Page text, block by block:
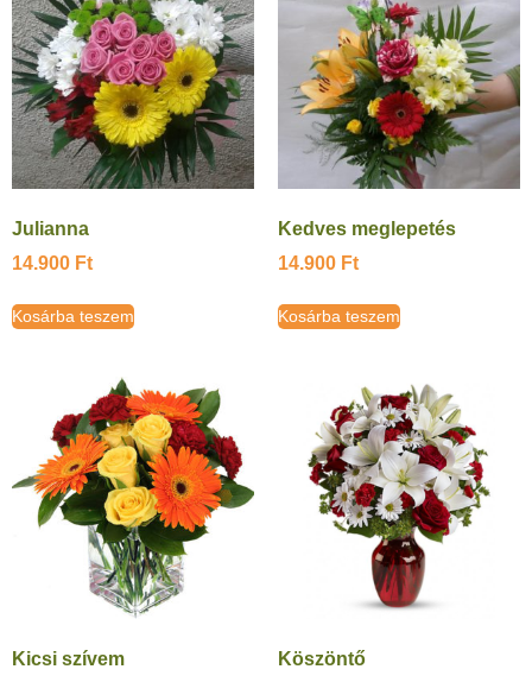
Julianna
14.900 Ft
Kosárba teszem
Kedves meglepetés
14.900 Ft
Kosárba teszem
Kicsi szívem Köszöntő